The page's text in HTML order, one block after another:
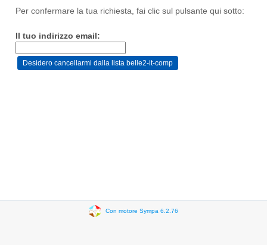
Per confermare la tua richiesta, fai clic sul pulsante qui sotto:
Il tuo indirizzo email:
Con motore Sympa 6.2.76